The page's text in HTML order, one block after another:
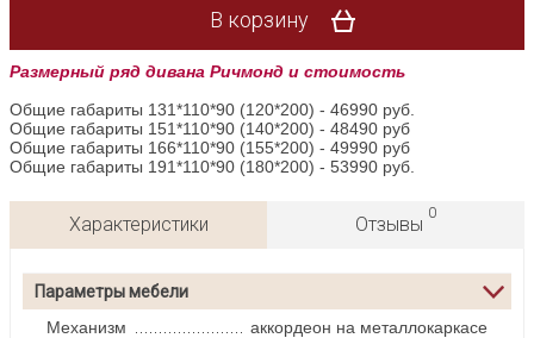
В корзину
Размерный ряд дивана Ричмонд и стоимость
Общие габариты 131*110*90 (120*200) - 46990 руб.
Общие габариты 151*110*90 (140*200) - 48490 руб
Общие габариты 166*110*90 (155*200) - 49990 руб
Общие габариты 191*110*90 (180*200) - 53990 руб.
Характеристики Отзывы
0
Параметры мебели
Механизм
аккордеон на металлокаркасе